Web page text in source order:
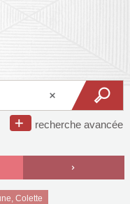
recherche avancée
Colette